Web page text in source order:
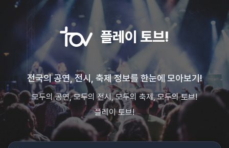
플레이 토브!
전국의 공연, 전시, 축제 정보를 한눈에 모아보기!
모두의 공연, 모두의 전시, 모두의 축제, 모두의 토브!
플레이 토브!